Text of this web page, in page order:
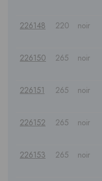
226148
220 noir
226150 265 noir
226151 265 noir
226152 265 noir
226153 265 noir